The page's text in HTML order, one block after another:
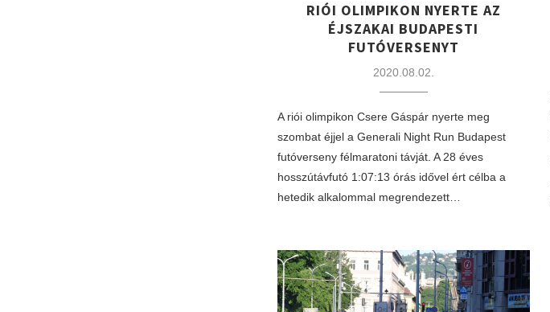
RIÓI OLIMPIKON NYERTE AZ
ÉJSZAKAI BUDAPESTI
FUTÓVERSENYT
2020.08.02.
A riói olimpikon Csere Gáspár nyerte meg
szombat éjjel a Generali Night Run Budapest
futóverseny félmaratoni távját. A 28 éves
hosszútávfutó 1:07:13 órás idővel ért célba a
hetedik alkalommal megrendezett…